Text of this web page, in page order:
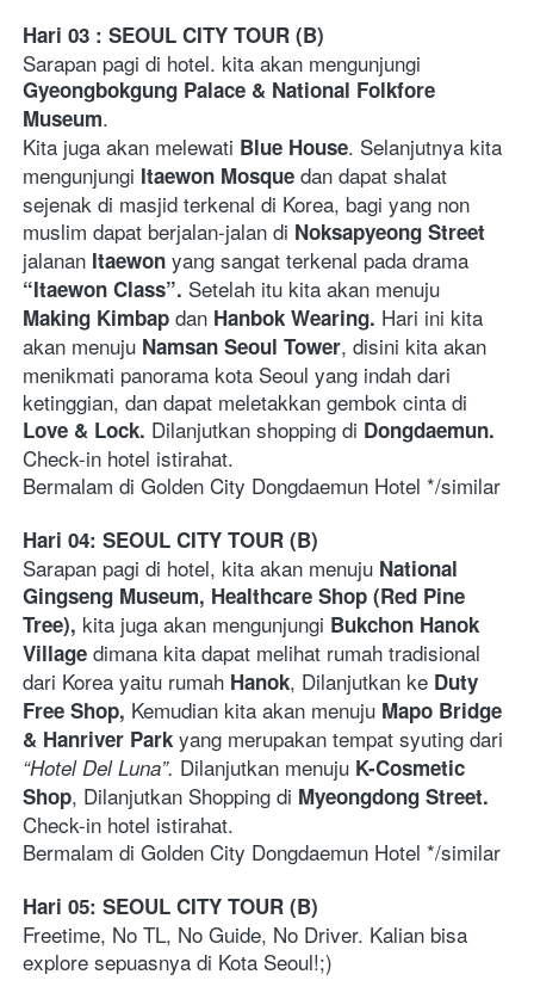
Hari 03 : SEOUL CITY TOUR (B)
Gyeongbokgung Palace & National Folkfore
Museum.
Kita juga akan melewati Blue House. Selanjutnya kita
mengunjungi Itaewon Mosque dan dapat shalat
sejenak di masjid terkenal di Korea, bagi yang non
muslim dapat berjalan-jalan di Noksapyeong Street
jalanan Itaewon
“Itaewon Class”.
Making Kimbap dan Hanbok Wearing. Hari ini kita
akan menuju Namsan Seoul Tower, disini kita akan
menikmati panorama kota Seoul yang indah dari
Love & Lock. Dilanjutkan shopping di Dongdaemun.
Check-in hotel istirahat.
Hari 04: SEOUL CITY TOUR (B)
Sarapan pagi di hotel, kita akan menuju National
Gingseng Museum, Healthcare Shop (Red Pine
Tree), kita juga akan mengunjungi Bukchon Hanok
Village dimana kita dapat melihat rumah tradisional
dari Korea yaitu rumah Hanok, Dilanjutkan ke Duty
Free Shop, Kemudian kita akan menuju Mapo Bridge
& Hanriver Park
“Hotel Del Luna”. Dilanjutkan menuju K-Cosmetic
Shop, Dilanjutkan Shopping di Myeongdong Street.
Check-in hotel istirahat.
Hari 05: SEOUL CITY TOUR (B)
Freetime, No TL, No Guide, No Driver. Kalian bisa
explore sepuasnya di Kota Seoul!;)